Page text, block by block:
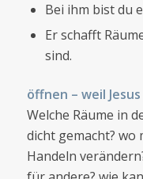
Bei ihm bist du
Er schafft
sind.
öffnen – weil
Welche Räume in
dicht gemacht? wo
Handeln